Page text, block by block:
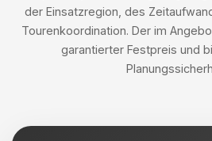
der Einsatzregion, des
Tourenkoordination. Der im
garantierter Festpreis und